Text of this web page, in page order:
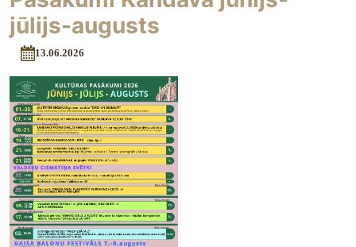
jūlijs-augusts
13.06.2026